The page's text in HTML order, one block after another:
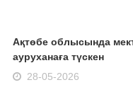
Ақтөбе облысында
ауруханаға түскен
28-05-2026